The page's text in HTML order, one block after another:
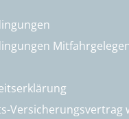
Versicherungsvertrag